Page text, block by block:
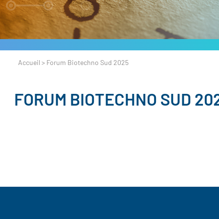
Accueil > Forum Biotechno Sud 2025
FORUM BIOTECHNO SUD